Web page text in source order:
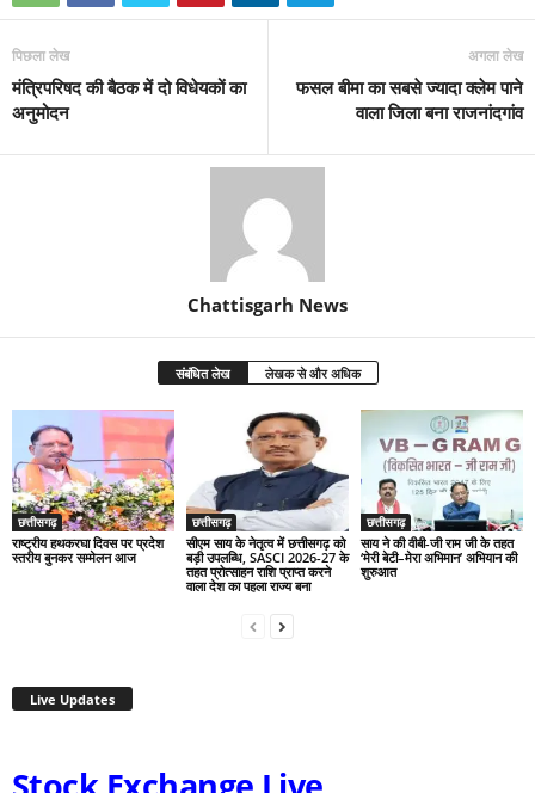
पिछला लेख
मंत्रिपरिषद की बैठक में दो विधेयकों का
अनुमोदन
अगला लेख
फसल बीमा का सबसे ज्यादा क्लेम पाने
वाला जिला बना राजनांदगांव
Chattisgarh News
संबंधित लेख लेखक से और अधिक
छत्तीसगढ़
राष्ट्रीय हथकरघा दिवस पर प्रदेश
स्तरीय बुनकर सम्मेलन आज
छत्तीसगढ़
सीएम साय के नेतृत्व में छत्तीसगढ़ को
बड़ी उपलब्धि, SASCI 2026-27 के
तहत प्रोत्साहन राशि प्राप्त करने
वाला देश का पहला राज्य बना
छत्तीसगढ़
साय ने की वीबी-जी राम जी के तहत
‘मेरी बेटी–मेरा अभिमान’ अभियान की
शुरुआत
Live Updates